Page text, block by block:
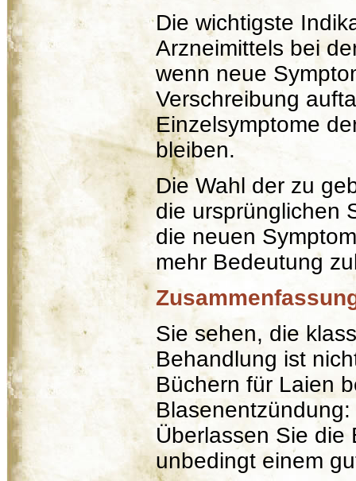
Die wichtigste
Arzneimittels bei
wenn neue
Verschreibung
Einzelsymptome
bleiben.
Die Wahl der zu
die ursprünglichen
die neuen
mehr Bedeutung
Sie sehen, die
Behandlung ist
Büchern für Laien
Überlassen Sie die
unbedingt einem